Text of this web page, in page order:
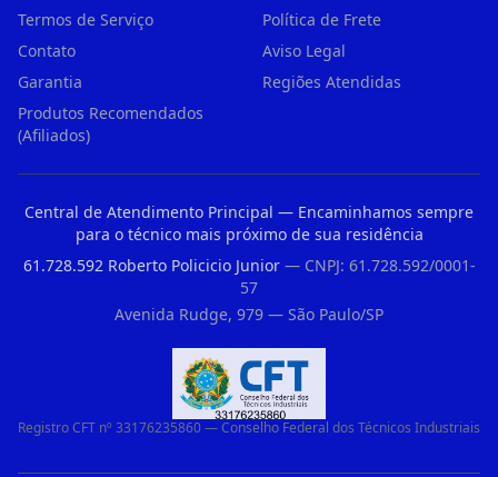
Termos de Serviço
Política de Frete
Contato
Aviso Legal
Garantia
Regiões Atendidas
Produtos Recomendados
(Afiliados)
Central de Atendimento Principal — Encaminhamos sempre
para o técnico mais próximo de sua residência
61.728.592 Roberto Policicio Junior— CNPJ: 61.728.592/0001-
57
Avenida Rudge, 979 — São Paulo/SP
Registro CFT nº 33176235860 — Conselho Federal dos Técnicos Industriais